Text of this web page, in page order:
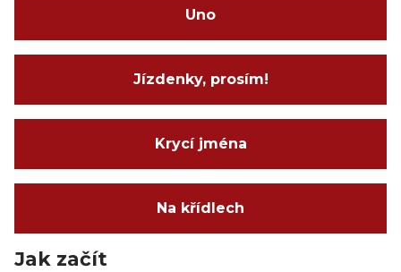
Uno
Jízdenky, prosím!
Krycí jména
Na křídlech
Jak začít